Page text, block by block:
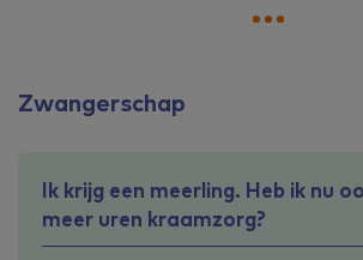
Zwangerschap
Ik krijg een meerling. Heb ik nu
meer uren kraamzorg?